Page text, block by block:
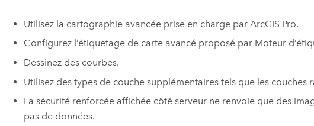
Utilisez la cartographie avancée prise en charge par ArcGIS Pro.
Configurez l’étiquetage de carte avancé proposé par Moteur
Dessinez des courbes.
Utilisez des types de couche supplémentaires tels que les couches
La sécurité renforcée affichée côté serveur ne renvoie que des
pas de données.